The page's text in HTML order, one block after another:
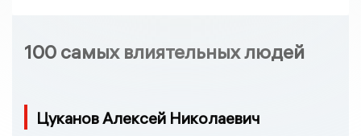
100 самых влиятельных людей
Цуканов Алексей Николаевич